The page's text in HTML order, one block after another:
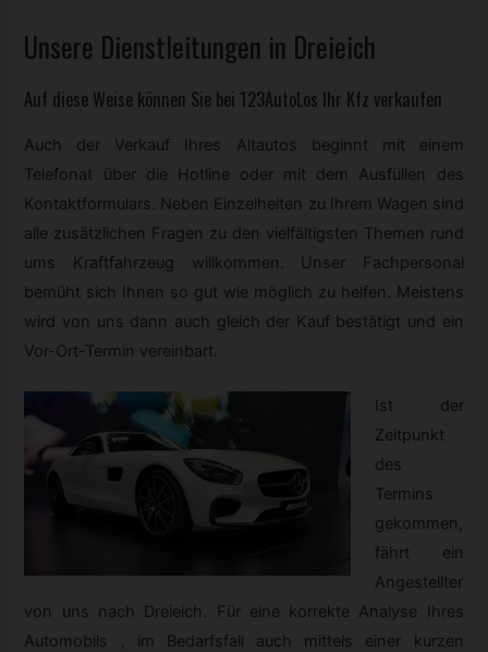
Unsere Dienstleitungen in Dreieich
Auf diese Weise können Sie bei 123AutoLos Ihr Kfz verkaufen
Auch der Verkauf Ihres Altautos beginnt mit einem
Telefonat über die Hotline oder mit dem Ausfüllen des
Kontaktformulars. Neben Einzelheiten zu Ihrem Wagen sind
alle zusätzlichen Fragen zu den vielfältigsten Themen rund
ums Kraftfahrzeug willkommen. Unser Fachpersonal
bemüht sich Ihnen so gut wie möglich zu helfen. Meistens
wird von uns dann auch gleich der Kauf bestätigt und ein
Vor-Ort-Termin vereinbart.
Ist der
Zeitpunkt
des
Termins
gekommen,
fährt ein
Angestellter
von uns nach Dreieich. Für eine korrekte Analyse Ihres
Automobils , im Bedarfsfall auch mittels einer kurzen